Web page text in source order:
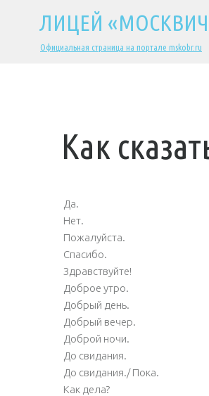
ЛИЦЕЙ
Официальная страница на портале mskobr.ru
Как
Да.
Нет.
Пожалуйста.
Спасибо.
Здравствуйте!
Доброе утро.
Добрый день.
Добрый вечер.
Доброй ночи.
До свидания.
До свидания./ Пока.
Как дела?